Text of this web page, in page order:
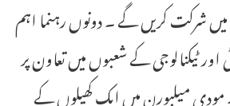
میں شرکت کریں گے ۔ دونوں رہنما اہم
اور ٹیکنالوجی کے شعبوں میں تعاون پر
مودی میلبورن میں ایک کھیلوں کے